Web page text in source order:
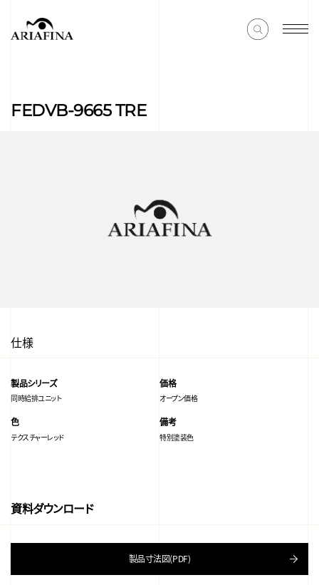
FEDVB-9665 TRE
仕様
製品シリーズ
同時給排ユニット
価格
オープン価格
色
テクスチャーレッド
備考
特別塗装色
資料ダウンロード
製品寸法図(PDF)